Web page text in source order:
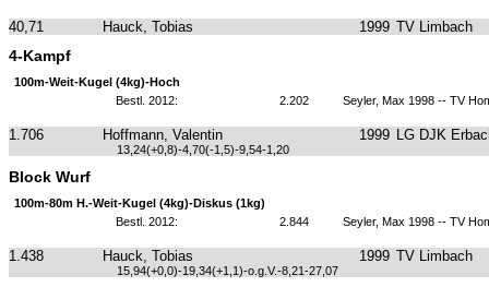
40,71 Hauck, Tobias 1999 TV Limbach
4-Kampf
100m-Weit-Kugel (4kg)-Hoch
Bestl. 2012:
2.202 Seyler, Max 1998 -- TV
1.706 Hoffmann, Valentin 1999 LG DJK
13,24(+0,8)-4,70(-1,5)-9,54-1,20
Block Wurf
100m-80m H.-Weit-Kugel (4kg)-Diskus (1kg)
Bestl. 2012:
2.844 Seyler, Max 1998 -- TV
1.438 Hauck, Tobias 1999 TV Limbach
15,94(+0,0)-19,34(+1,1)-o.g.V.-8,21-27,07